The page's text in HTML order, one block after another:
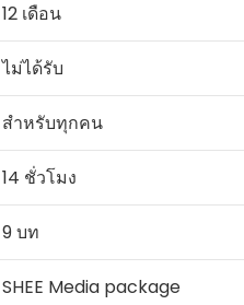
12 เดือน
ไม่ได้รับ
สำหรับทุกคน
14 ชั่วโมง
9 บท
SHEE Media package